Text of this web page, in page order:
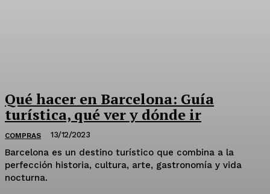
Qué hacer en Barcelona: Guía
turística, qué ver y dónde ir
COMPRAS 13/12/2023
Barcelona es un destino turístico que combina a la
perfección historia, cultura, arte, gastronomía y vida
nocturna.